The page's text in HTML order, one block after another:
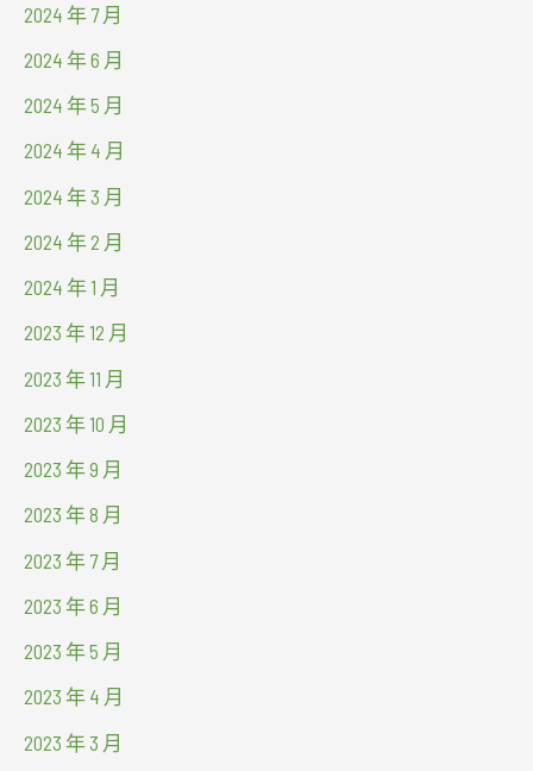
2024 年 7 月
2024 年 6 月
2024 年 5 月
2024 年 4 月
2024 年 3 月
2024 年 2 月
2024 年 1 月
2023 年 12 月
2023 年 11 月
2023 年 10 月
2023 年 9 月
2023 年 8 月
2023 年 7 月
2023 年 6 月
2023 年 5 月
2023 年 4 月
2023 年 3 月